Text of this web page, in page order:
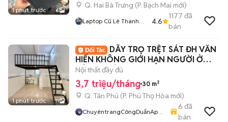
1 phút trước 6
Q. Hai Bà Trưng (P. Bạch Mai mới)
Laptop Cũ Lê Thanh
4.6
1177 đã
bán
1 phút trước 11
DÃY TRỌ TRỆT SÁT ĐH VĂN
HIẾN KHÔNG GIỚI HẠN NGƯỜI Ở
SIÊU THOÁNG
Nội thất đầy đủ
3,7 triệu/tháng 30 m²
Q. Tân Phú (P. Phú Thọ Hòa mới)
ChuyêntrangCôngDuẩnApar
6 đã
bán